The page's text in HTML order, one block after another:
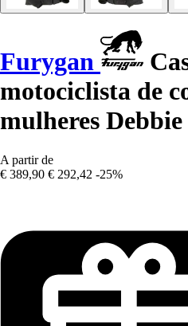
Furygan
motociclista de
mulheres Debbie
A partir de
€ 389,90 € 292,42 -25%